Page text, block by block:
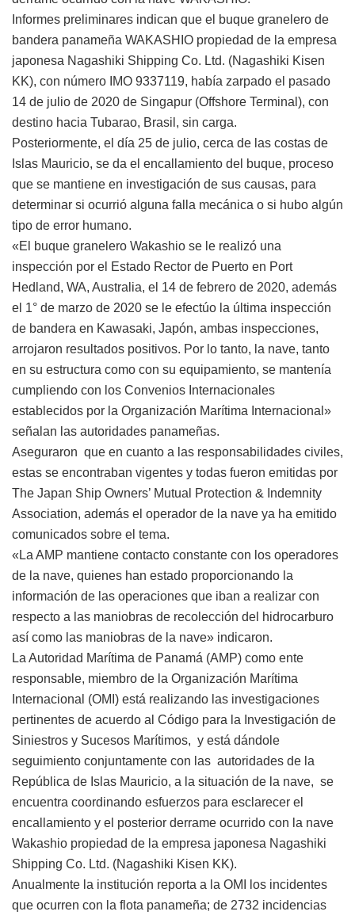
Informes preliminares indican que el buque granelero de
bandera panameña WAKASHIO propiedad de la empresa
japonesa Nagashiki Shipping Co. Ltd. (Nagashiki Kisen
KK), con número IMO 9337119, había zarpado el pasado
14 de julio de 2020 de Singapur (Offshore Terminal), con
destino hacia Tubarao, Brasil, sin carga.
Posteriormente, el día 25 de julio, cerca de las costas de
Islas Mauricio, se da el encallamiento del buque, proceso
que se mantiene en investigación de sus causas, para
determinar si ocurrió alguna falla mecánica o si hubo algún
tipo de error humano.
«El buque granelero Wakashio se le realizó una
inspección por el Estado Rector de Puerto en Port
Hedland, WA, Australia, el 14 de febrero de 2020, además
el 1° de marzo de 2020 se le efectúo la última inspección
de bandera en Kawasaki, Japón, ambas inspecciones,
arrojaron resultados positivos. Por lo tanto, la nave, tanto
en su estructura como con su equipamiento, se mantenía
cumpliendo con los Convenios Internacionales
establecidos por la Organización Marítima Internacional»
señalan las autoridades panameñas.
Aseguraron que en cuanto a las responsabilidades civiles,
estas se encontraban vigentes y todas fueron emitidas por
The Japan Ship Owners’ Mutual Protection & Indemnity
Association, además el operador de la nave ya ha emitido
comunicados sobre el tema.
«La AMP mantiene contacto constante con los operadores
de la nave, quienes han estado proporcionando la
información de las operaciones que iban a realizar con
respecto a las maniobras de recolección del hidrocarburo
así como las maniobras de la nave» indicaron.
La Autoridad Marítima de Panamá (AMP) como ente
responsable, miembro de la Organización Marítima
Internacional (OMI) está realizando las investigaciones
pertinentes de acuerdo al Código para la Investigación de
Siniestros y Sucesos Marítimos, y está dándole
seguimiento conjuntamente con las autoridades de la
República de Islas Mauricio, a la situación de la nave, se
encuentra coordinando esfuerzos para esclarecer el
encallamiento y el posterior derrame ocurrido con la nave
Wakashio propiedad de la empresa japonesa Nagashiki
Shipping Co. Ltd. (Nagashiki Kisen KK).
Anualmente la institución reporta a la OMI los incidentes
que ocurren con la flota panameña; de 2732 incidencias